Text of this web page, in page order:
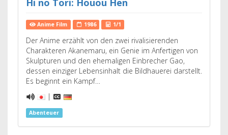
Hi no Tori: Houou Hen
Anime Film 1986 1/1
Der Anime erzählt von den zwei rivalisierenden
Charakteren Akanemaru, ein Genie im Anfertigen von
Skulpturen und den ehemaligen Einbrecher Gao,
dessen einziger Lebensinhalt die Bildhauerei darstellt.
Es beginnt ein Kampf…
|
Abenteuer